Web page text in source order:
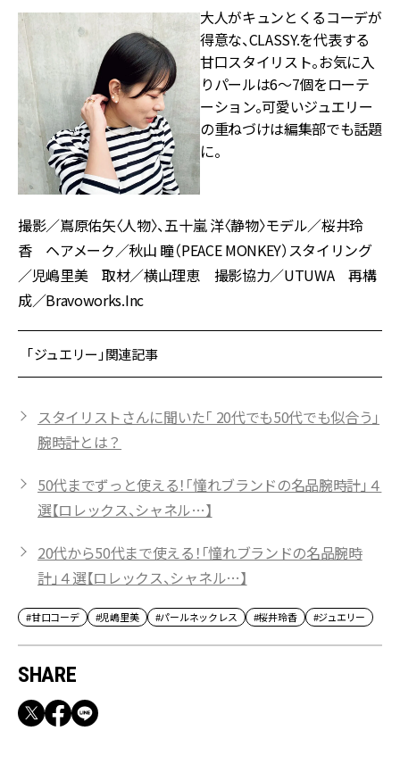
大人がキュンとくるコーデが
得意な、CLASSY.を代表する
甘口スタイリスト。お気に入
りパールは6～7個をローテ
ーション。可愛いジュエリー
の重ねづけは編集部でも話題
に。
撮影／嶌原佑矢〈人物〉、五十嵐 洋〈静物〉モデル／桜井玲
香 ヘアメーク／秋山 瞳（PEACE MONKEY）スタイリング
／児嶋里美 取材／横山理恵 撮影協力／UTUWA 再構
成／Bravoworks.Inc
「ジュエリー」関連記事
スタイリストさんに聞いた「 20代でも50代でも似合う」
腕時計とは？
50代までずっと使える！「憧れブランドの名品腕時計」４
選【ロレックス、シャネル…】
20代から50代まで使える！「憧れブランドの名品腕時
計」４選【ロレックス、シャネル…】
#甘口コーデ #児嶋里美 #パールネックレス #桜井玲香 #ジュエリー
SHARE